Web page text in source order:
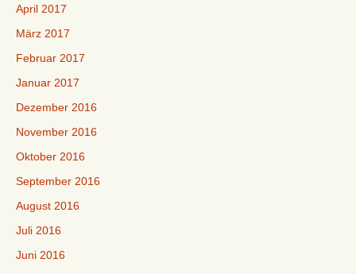
April 2017
März 2017
Februar 2017
Januar 2017
Dezember 2016
November 2016
Oktober 2016
September 2016
August 2016
Juli 2016
Juni 2016